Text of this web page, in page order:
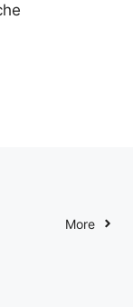
More